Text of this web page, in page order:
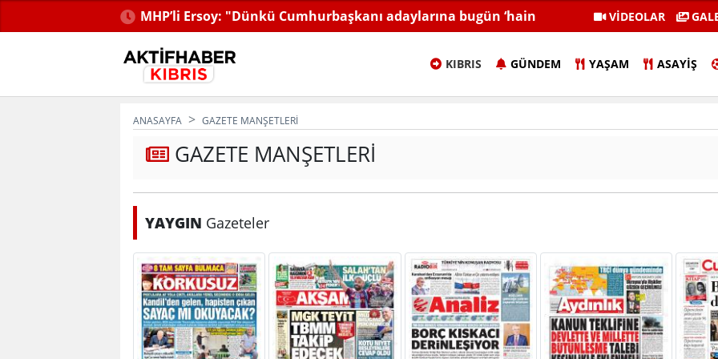
MHP’li Ersoy: "Dünkü Cumhurbaşkanı adaylarına bugün ‘hain
Kemal’ diye bağırıyorlar"
Geçitköy'deki işletmeciye
tutuklu var
VİDEOLAR
KIBRIS GÜNDEM YAŞAM ASAYIŞ
ANASAYFA GAZETE MANŞETLERI
GAZETE MANŞETLERI
YAYGIN Gazeteler